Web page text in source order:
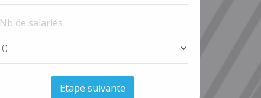
Nb de salariés :
Etape suivante